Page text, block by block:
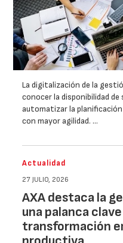
La digitalización de la
conocer la disponibilidad
automatizar la
con mayor agilidad. …
Actualidad
27 JULIO, 2026
AXA destaca la
una palanca
transformación